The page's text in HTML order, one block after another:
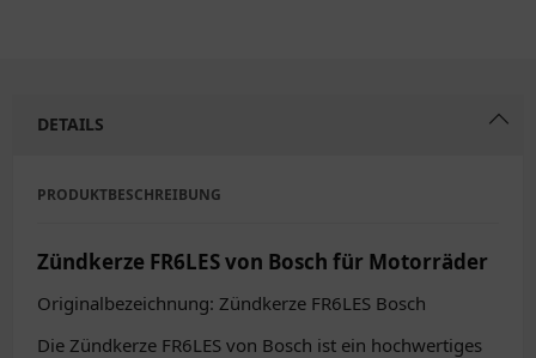
DETAILS
PRODUKTBESCHREIBUNG
Zündkerze FR6LES von Bosch für Motorräder
Originalbezeichnung: Zündkerze FR6LES Bosch
Die Zündkerze FR6LES von Bosch ist ein hochwertiges